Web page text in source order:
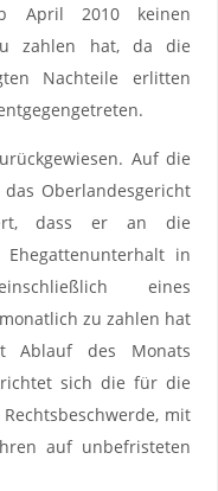
April 2010 keinen
zahlen hat, da die
Nachteile erlitten
Auf die
Oberlandesgericht
dass er an die
in
eines
zu zahlen hat
Ablauf des Monats
richtet sich die für die
mit
auf unbefristeten